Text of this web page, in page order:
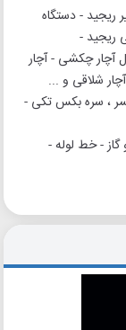
ریجید - دستگاه
ریجید -
آچار چکشی - آچار
شلاقی و ...
، سره بکس تکی -
گاز - خط لوله -